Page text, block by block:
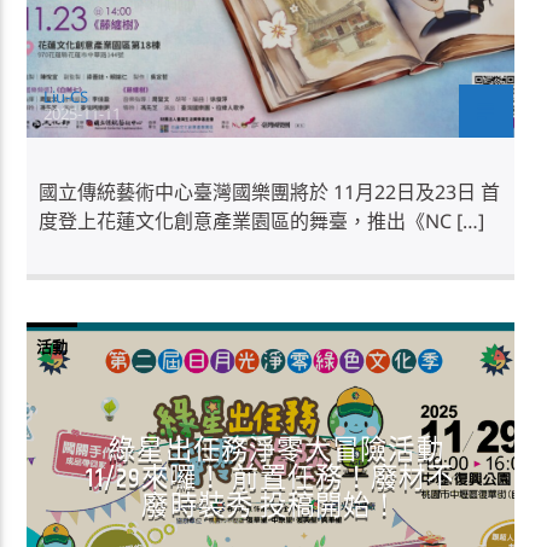
Liu-CS
2025-11-11
國立傳統藝術中心臺灣國樂團將於 11月22日及23日 首
度登上花蓮文化創意產業園區的舞臺，推出《NC […]
活動
綠星出任務淨零大冒險活動
11/29來囉！ 前置任務！廢材不
廢時裝秀 投稿開始！